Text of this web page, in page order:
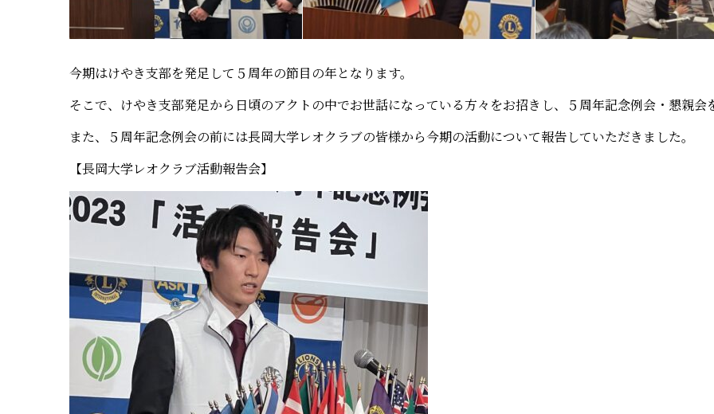
今期はけやき支部を発足して５周年の節目の年となります。
そこで、けやき支部発足から日頃のアクトの中でお世話になっている方々をお招きし、５周年記念例会・懇親会
また、５周年記念例会の前には長岡大学レオクラブの皆様から今期の活動について報告していただきました。
【長岡大学レオクラブ活動報告会】